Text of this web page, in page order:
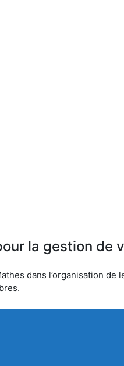
la gestion de
dans l’organisation